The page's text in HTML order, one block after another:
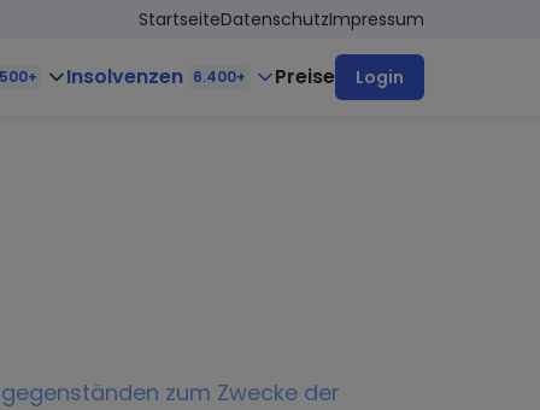
StartseiteDatenschutzImpressum
Insolvenzen 6.400+ Preise Login
zum Zwecke der